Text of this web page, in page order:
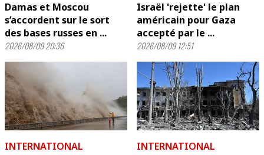
Damas et Moscou
s’accordent sur le sort
des bases russes en ...
2026/08/09 20:36
Israël 'rejette' le plan
américain pour Gaza
accepté par le ...
2026/08/09 12:51
INTERNATIONAL
INTERNATIONAL